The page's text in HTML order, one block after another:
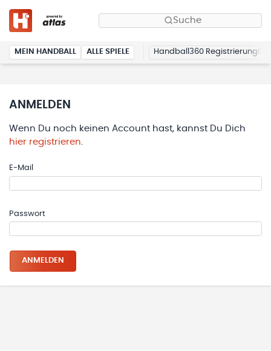
Suche
MEIN HANDBALL ALLE SPIELE Handball360 Registrierung
ANMELDEN
Wenn Du noch keinen Account hast, kannst Du Dich
hier registrieren.
E-Mail
Passwort
ANMELDEN